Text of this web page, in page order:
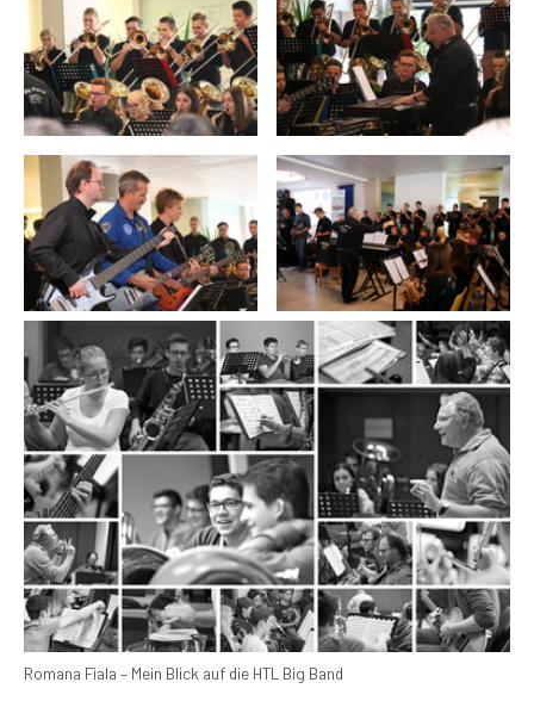
Romana Fiala – Mein Blick auf die HTL Big Band